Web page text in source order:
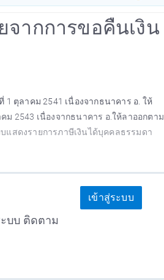
จากการขอคืนเงิน
ตุลาคม 2541 เนื่องจากธนาคาร อ. ให้
2543 เนื่องจากธนาคาร อ.ให้ลาออกตาม
แสดงรายการภาษีเงินได้บุคคลธรรมดา
บบ ติดตาม
เข้าสู่ระบบ